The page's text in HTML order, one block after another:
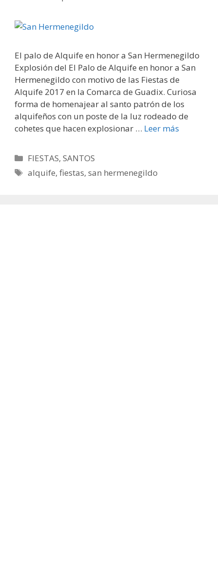
El palo de Alquife en honor a San Hermenegildo
Explosión del El Palo de Alquife en honor a San
Hermenegildo con motivo de las Fiestas de
Alquife 2017 en la Comarca de Guadix. Curiosa
forma de homenajear al santo patrón de los
alquifeños con un poste de la luz rodeado de
cohetes que hacen explosionar … Leer más
Categorías
FIESTAS,SANTOS
Etiquetas
alquife,fiestas,san hermenegildo